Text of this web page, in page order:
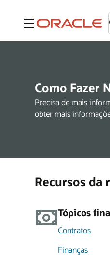
Menu
Como Fazer
Precisa de mais
obter mais
Recursos da
Tópicos
Contratos
Finanças